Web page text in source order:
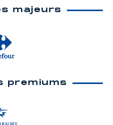
majeurs
premiums